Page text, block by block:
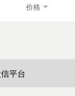
价格
平台